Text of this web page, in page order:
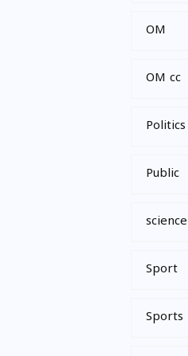
OM
OM cc
Politics
Public
science
Sport
Sports